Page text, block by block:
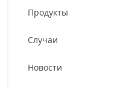
Продукты
Случаи
Новости